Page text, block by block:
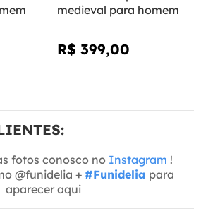
medieval para homem
R$ 399,00
fotos conosco no Instagram !
@funidelia + #Funidelia para
aparecer aqui